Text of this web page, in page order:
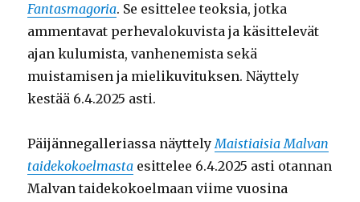
Fantasmagoria. Se esittelee teoksia, jotka
ammentavat perhevalokuvista ja käsittelevät
ajan kulumista, vanhenemista sekä
muistamisen ja mielikuvituksen. Näyttely
kestää 6.4.2025 asti.
Päijännegalleriassa näyttelyMaistiaisia Malvan
taidekokoelmasta esittelee 6.4.2025 asti otannan
Malvan taidekokoelmaan viime vuosina